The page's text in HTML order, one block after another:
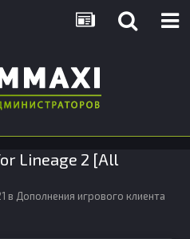
Lineage 2 [All
в Дополнения игрового клиента